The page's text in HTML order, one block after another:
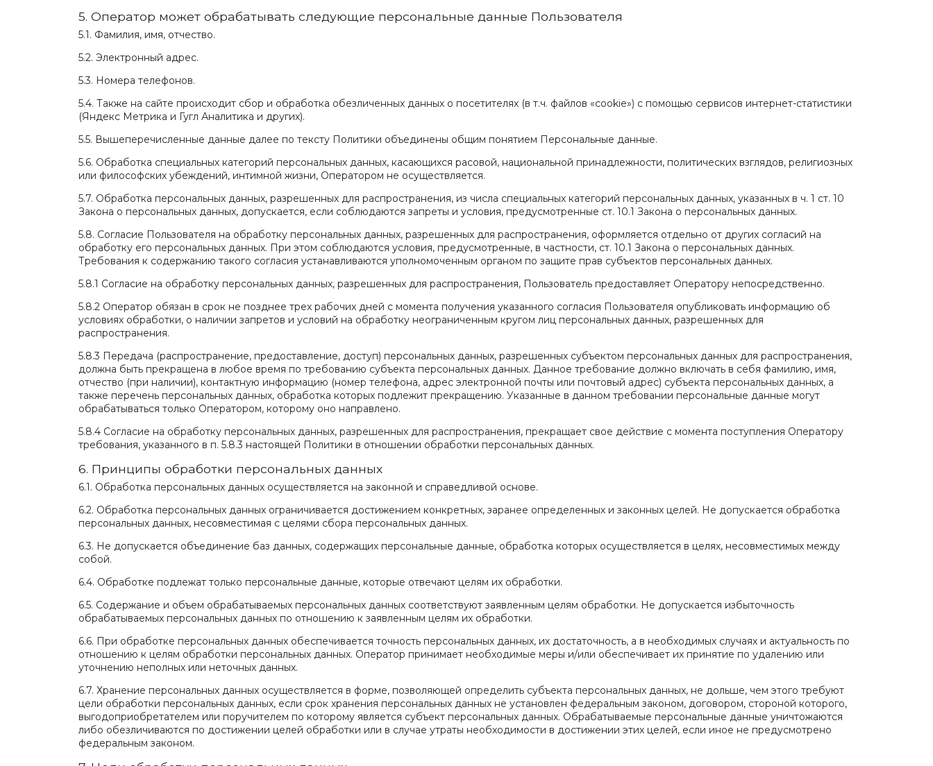
5. Оператор может обрабатывать следующие персональные данные Пользователя
5.1. Фамилия, имя, отчество.
5.2. Электронный адрес.
5.3. Номера телефонов.
5.4. Также на сайте происходит сбор и обработка обезличенных данных о посетителях (в т.ч. файлов «cookie») с помощью сервисов интернет-статистики
(Яндекс Метрика и Гугл Аналитика и других).
5.5. Вышеперечисленные данные далее по тексту Политики объединены общим понятием Персональные данные.
5.6. Обработка специальных категорий персональных данных, касающихся расовой, национальной принадлежности, политических взглядов, религиозных
или философских убеждений, интимной жизни, Оператором не осуществляется.
5.7. Обработка персональных данных, разрешенных для распространения, из числа специальных категорий персональных данных, указанных в ч. 1 ст. 10
Закона о персональных данных, допускается, если соблюдаются запреты и условия, предусмотренные ст. 10.1 Закона о персональных данных.
5.8. Согласие Пользователя на обработку персональных данных, разрешенных для распространения, оформляется отдельно от других согласий на
обработку его персональных данных. При этом соблюдаются условия, предусмотренные, в частности, ст. 10.1 Закона о персональных данных.
Требования к содержанию такого согласия устанавливаются уполномоченным органом по защите прав субъектов персональных данных.
5.8.1 Согласие на обработку персональных данных, разрешенных для распространения, Пользователь предоставляет Оператору непосредственно.
5.8.2 Оператор обязан в срок не позднее трех рабочих дней с момента получения указанного согласия Пользователя опубликовать информацию об
условиях обработки, о наличии запретов и условий на обработку неограниченным кругом лиц персональных данных, разрешенных для
распространения.
5.8.3 Передача (распространение, предоставление, доступ) персональных данных, разрешенных субъектом персональных данных для распространения,
должна быть прекращена в любое время по требованию субъекта персональных данных. Данное требование должно включать в себя фамилию, имя,
отчество (при наличии), контактную информацию (номер телефона, адрес электронной почты или почтовый адрес) субъекта персональных данных, а
также перечень персональных данных, обработка которых подлежит прекращению. Указанные в данном требовании персональные данные могут
обрабатываться только Оператором, которому оно направлено.
5.8.4 Согласие на обработку персональных данных, разрешенных для распространения, прекращает свое действие с момента поступления Оператору
требования, указанного в п. 5.8.3 настоящей Политики в отношении обработки персональных данных.
6. Принципы обработки персональных данных
6.1. Обработка персональных данных осуществляется на законной и справедливой основе.
6.2. Обработка персональных данных ограничивается достижением конкретных, заранее определенных и законных целей. Не допускается обработка
персональных данных, несовместимая с целями сбора персональных данных.
6.3. Не допускается объединение баз данных, содержащих персональные данные, обработка которых осуществляется в целях, несовместимых между
собой.
6.4. Обработке подлежат только персональные данные, которые отвечают целям их обработки.
6.5. Содержание и объем обрабатываемых персональных данных соответствуют заявленным целям обработки. Не допускается избыточность
обрабатываемых персональных данных по отношению к заявленным целям их обработки.
6.6. При обработке персональных данных обеспечивается точность персональных данных, их достаточность, а в необходимых случаях и актуальность по
отношению к целям обработки персональных данных. Оператор принимает необходимые меры и/или обеспечивает их принятие по удалению или
уточнению неполных или неточных данных.
6.7. Хранение персональных данных осуществляется в форме, позволяющей определить субъекта персональных данных, не дольше, чем этого требуют
цели обработки персональных данных, если срок хранения персональных данных не установлен федеральным законом, договором, стороной которого,
выгодоприобретателем или поручителем по которому является субъект персональных данных. Обрабатываемые персональные данные уничтожаются
либо обезличиваются по достижении целей обработки или в случае утраты необходимости в достижении этих целей, если иное не предусмотрено
федеральным законом.